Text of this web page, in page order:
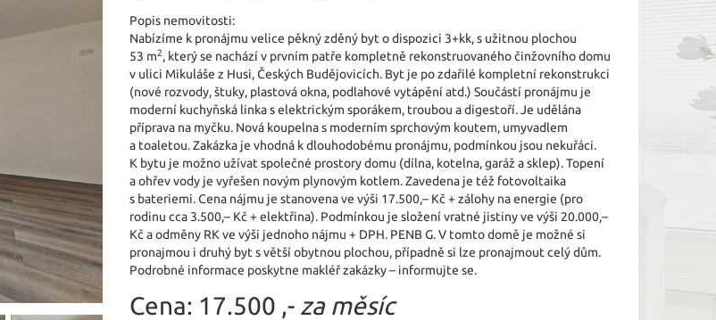
Popis nemovitosti:
Nabízíme k pronájmu velice pěkný zděný byt o dispozici 3+kk, s užitnou plochou
53 m2, který se nachází v prvním patře kompletně rekonstruovaného činžovního domu
v ulici Mikuláše z Husi, Českých Budějovicích. Byt je po zdařilé kompletní rekonstrukci
(nové rozvody, štuky, plastová okna, podlahové vytápění atd.) Součástí pronájmu je
moderní kuchyňská linka s elektrickým sporákem, troubou a digestoří. Je udělána
příprava na myčku. Nová koupelna s moderním sprchovým koutem, umyvadlem
a toaletou. Zakázka je vhodná k dlouhodobému pronájmu, podmínkou jsou nekuřáci.
K bytu je možno užívat společné prostory domu (dílna, kotelna, garáž a sklep). Topení
a ohřev vody je vyřešen novým plynovým kotlem. Zavedena je též fotovoltaika
s bateriemi. Cena nájmu je stanovena ve výši 17.500,– Kč + zálohy na energie (pro
rodinu cca 3.500,– Kč + elektřina). Podmínkou je složení vratné jistiny ve výši 20.000,–
Kč a odměny RK ve výši jednoho nájmu + DPH. PENB G. V tomto domě je možné si
pronajmou i druhý byt s větší obytnou plochou, případně si lze pronajmout celý dům.
Podrobné informace poskytne makléř zakázky – informujte se.
Cena: 17.500 ,- za měsíc